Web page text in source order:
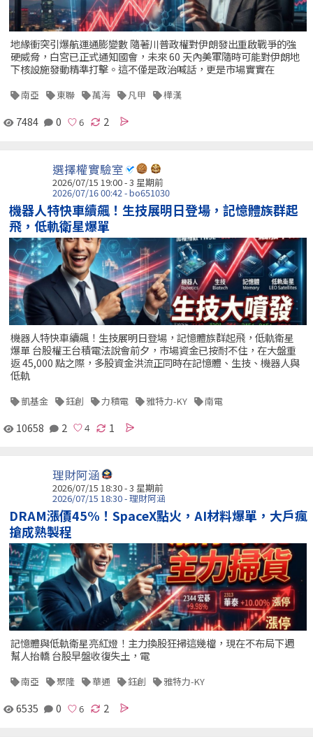
地緣衝突引爆航運通膨變數 隨著川普政權對伊朗發出重啟戰爭的強
硬威脅，白宮已正式通知國會，未來 60 天內美軍隨時可能對伊朗地
下核設施發動精準打擊。這不僅是政治喊話，更是市場實實在
南亞 東聯 萬海 凡甲 樺漢
7484 0 2
選擇權實驗室
2026/07/15 19:00 - 3 星期前
2026/07/16 00:42 - bo651030
機器人特快車續飆！生技展明日登場，記憶體族群起
飛，低軌衛星爆單
機器人特快車續飆！生技展明日登場，記憶體族群起飛，低軌衛星
爆單 台股權王台積電法說會前夕，市場資金已按耐不住，在大盤重
返 45,000 點之際，多股資金洪流正同時在記憶體、生技、機器人與
低軌
凱基金 鈺創 力積電 雅特力-KY 南電
10658 2 1
理財阿涵
2026/07/15 18:30 - 3 星期前
2026/07/15 18:30 - 理財阿涵
DRAM漲價45%！SpaceX點火，AI材料爆單，大戶瘋
搶成熟製程
記憶體與低軌衛星亮紅燈！主力換股狂掃這幾檔，現在不布局下週
幫人抬轎 台股早盤收復失土，電
南亞 聚隆 華通 鈺創 雅特力-KY
6535 0 2